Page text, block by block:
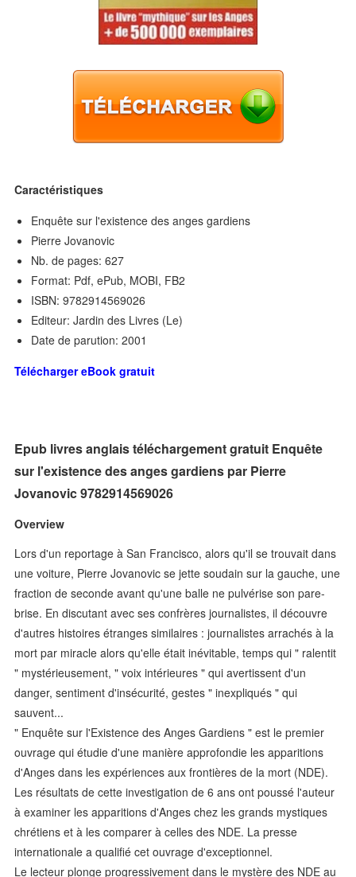
Caractéristiques
Enquête sur l'existence des anges gardiens
Pierre Jovanovic
Nb. de pages: 627
Format: Pdf, ePub, MOBI, FB2
ISBN: 9782914569026
Editeur: Jardin des Livres (Le)
Date de parution: 2001
Télécharger eBook gratuit
Epub livres anglais téléchargement gratuit Enquête
sur l'existence des anges gardiens par Pierre
Jovanovic 9782914569026
Overview
Lors d'un reportage à San Francisco, alors qu'il se trouvait dans
une voiture, Pierre Jovanovic se jette soudain sur la gauche, une
fraction de seconde avant qu'une balle ne pulvérise son pare-
brise. En discutant avec ses confrères journalistes, il découvre
d'autres histoires étranges similaires : journalistes arrachés à la
mort par miracle alors qu'elle était inévitable, temps qui " ralentit
" mystérieusement, " voix intérieures " qui avertissent d'un
danger, sentiment d'insécurité, gestes " inexpliqués " qui
sauvent...
" Enquête sur l'Existence des Anges Gardiens " est le premier
ouvrage qui étudie d'une manière approfondie les apparitions
d'Anges dans les expériences aux frontières de la mort (NDE).
Les résultats de cette investigation de 6 ans ont poussé l'auteur
à examiner les apparitions d'Anges chez les grands mystiques
chrétiens et à les comparer à celles des NDE. La presse
internationale a qualifié cet ouvrage d'exceptionnel.
Le lecteur plonge progressivement dans le mystère des NDE au